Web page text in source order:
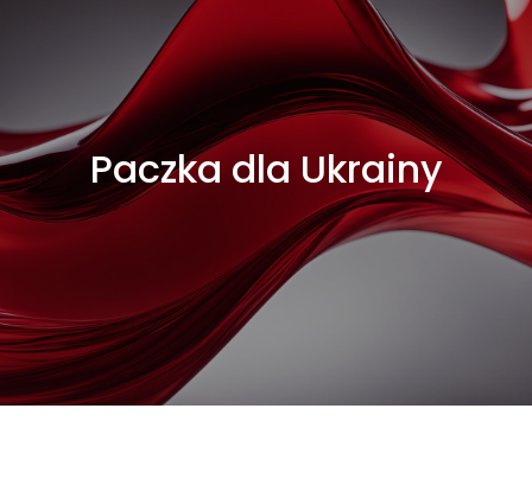
Paczka dla Ukrainy